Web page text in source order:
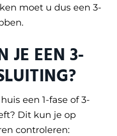
moet u dus een 3-
JE EEN 3-
een 1-fase of 3-
Dit kun je op
controleren: